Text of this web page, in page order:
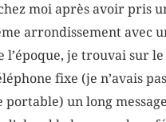
moi après avoir pris
arrondissement avec
l’époque, je trouvai sur
fixe (je n’avais
portable) un long